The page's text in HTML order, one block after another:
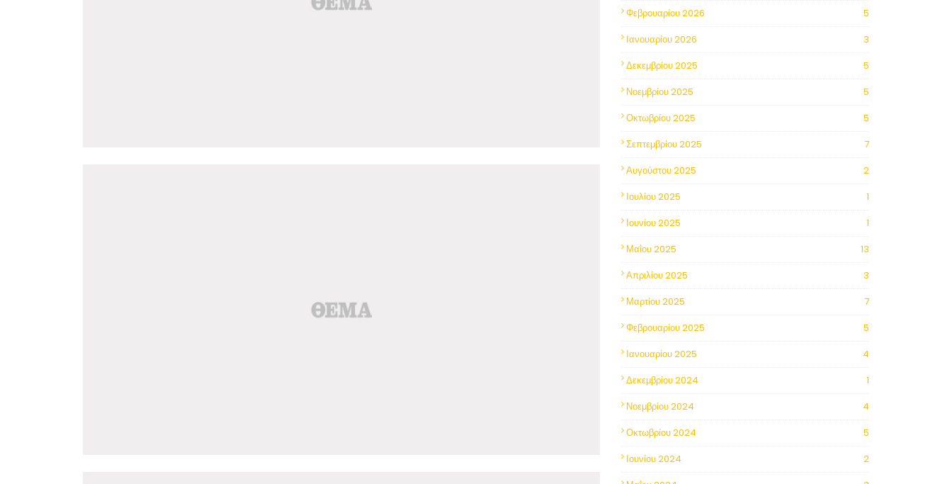
Φεβρουαρίου 2026
5
Ιανουαρίου 2026
3
Δεκεμβρίου 2025
5
Νοεμβρίου 2025
5
Οκτωβρίου 2025
5
Σεπτεμβρίου 2025
7
Αυγούστου 2025
2
Ιουλίου 2025
1
Ιουνίου 2025
1
Μαΐου 2025
13
Απριλίου 2025
3
Μαρτίου 2025
7
Φεβρουαρίου 2025
5
Ιανουαρίου 2025
4
Δεκεμβρίου 2024
1
Νοεμβρίου 2024
4
Οκτωβρίου 2024
5
Ιουνίου 2024
2